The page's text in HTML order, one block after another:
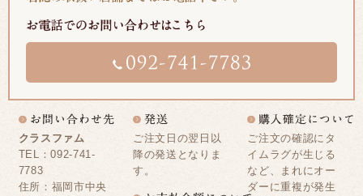
クラスファム
TEL：092-741-
7783
住所：福岡市中央
ご注文日の翌日以
降の発送となりま
す。
ご注文の確認にタ
イムラグが生じる
など、まれにオー
ダーに重複が発生